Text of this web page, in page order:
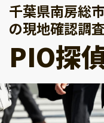
千葉県南房総
の現地確認調
PIO探